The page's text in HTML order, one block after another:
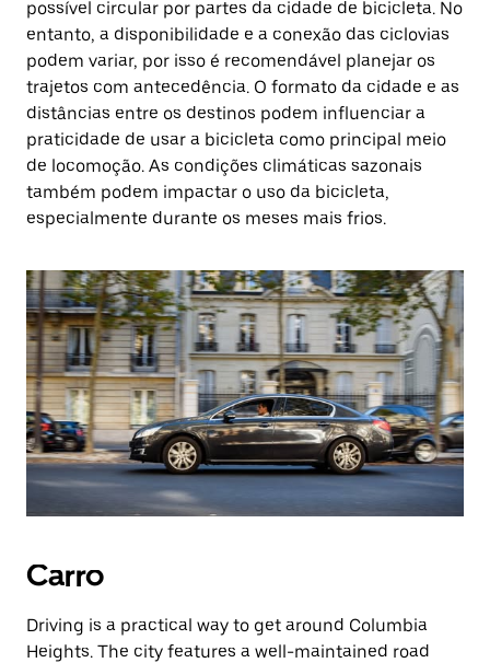
possível circular por partes da cidade de bicicleta. No
entanto, a disponibilidade e a conexão das ciclovias
podem variar, por isso é recomendável planejar os
trajetos com antecedência. O formato da cidade e as
distâncias entre os destinos podem influenciar a
praticidade de usar a bicicleta como principal meio
de locomoção. As condições climáticas sazonais
também podem impactar o uso da bicicleta,
especialmente durante os meses mais frios.
Carro
Driving is a practical way to get around Columbia
Heights. The city features a well-maintained road